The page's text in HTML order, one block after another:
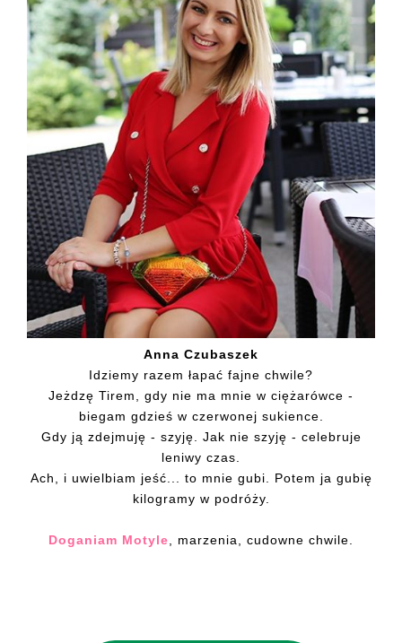
Anna Czubaszek
Idziemy razem łapać fajne chwile?
Jeżdzę Tirem, gdy nie ma mnie w ciężarówce -
biegam gdzieś w czerwonej sukience.
Gdy ją zdejmuję - szyję. Jak nie szyję - celebruje
leniwy czas.
Ach, i uwielbiam jeść... to mnie gubi. Potem ja gubię
kilogramy w podróży.
Doganiam Motyle, marzenia, cudowne chwile.